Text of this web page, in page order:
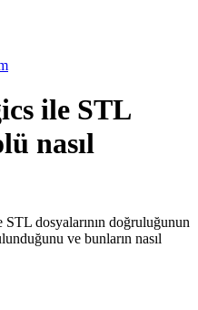
ile STL
nasıl
dosyalarının doğruluğunun
ve bunların nasıl